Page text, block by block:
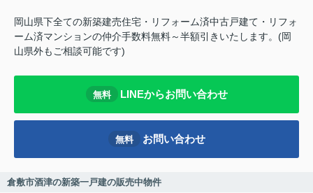
岡山県下全ての新築建売住宅・リフォーム済中古戸建て・リフォ
ーム済マンションの仲介手数料無料～半額引きいたします。(岡
山県外もご相談可能です)
無料 LINEからお問い合わせ
無料 お問い合わせ
倉敷市酒津の新築一戸建の販売中物件